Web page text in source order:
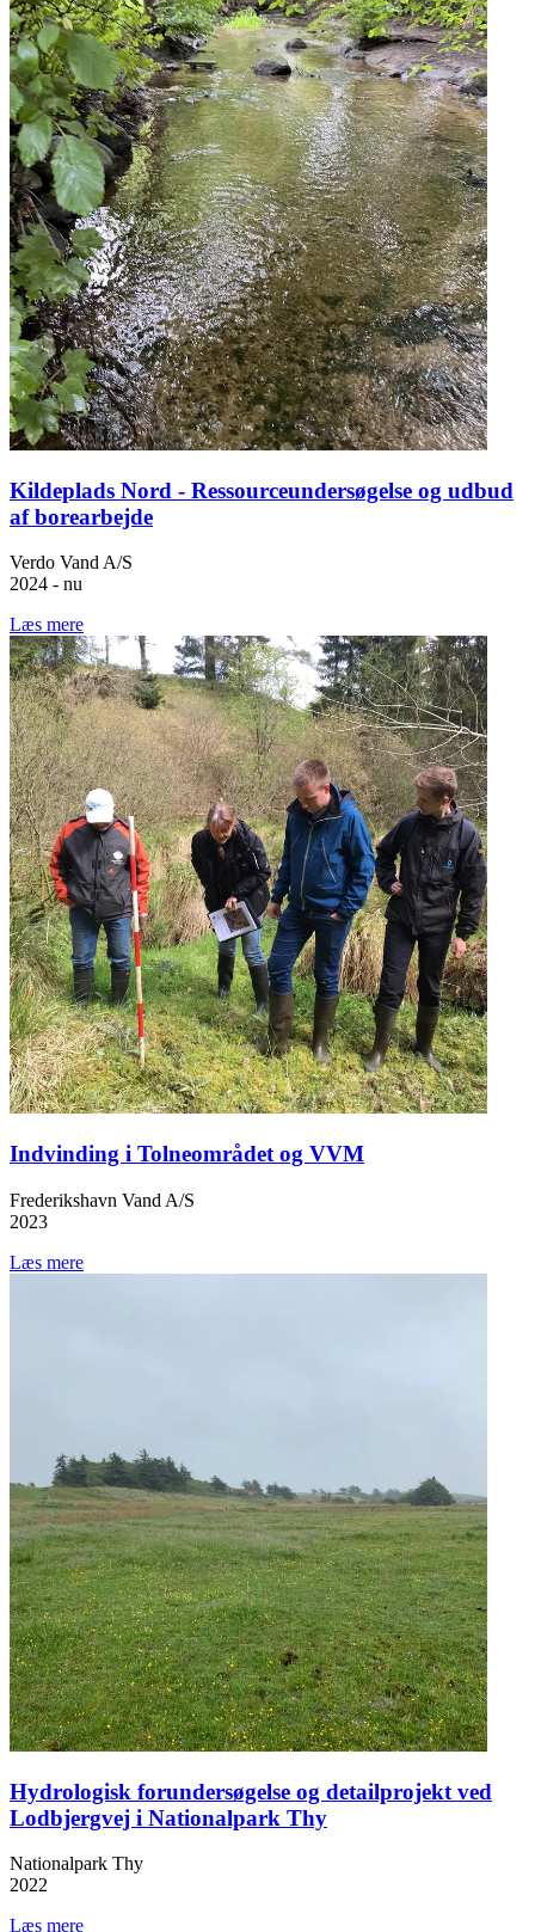
Kildeplads Nord - Ressourceundersøgelse og udbud
af borearbejde
Verdo Vand A/S
2024 - nu
Læs mere
Indvinding i Tolneområdet og VVM
Frederikshavn Vand A/S
2023
Læs mere
Hydrologisk forundersøgelse og detailprojekt ved
Lodbjergvej i Nationalpark Thy
Nationalpark Thy
2022
Læs mere